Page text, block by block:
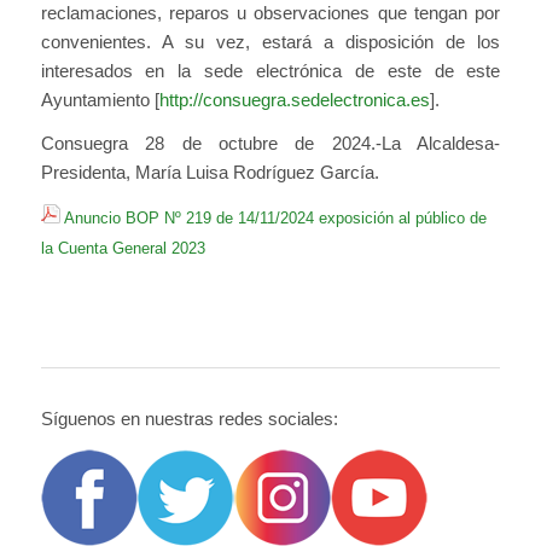
reclamaciones, reparos u observaciones que tengan por
convenientes. A su vez, estará a disposición de los
interesados en la sede electrónica de este de este
Ayuntamiento [http://consuegra.sedelectronica.es].
Consuegra 28 de octubre de 2024.-La Alcaldesa-
Presidenta, María Luisa Rodríguez García.
Anuncio BOP Nº 219 de 14/11/2024 exposición al público de
la Cuenta General 2023
Síguenos en nuestras redes sociales: